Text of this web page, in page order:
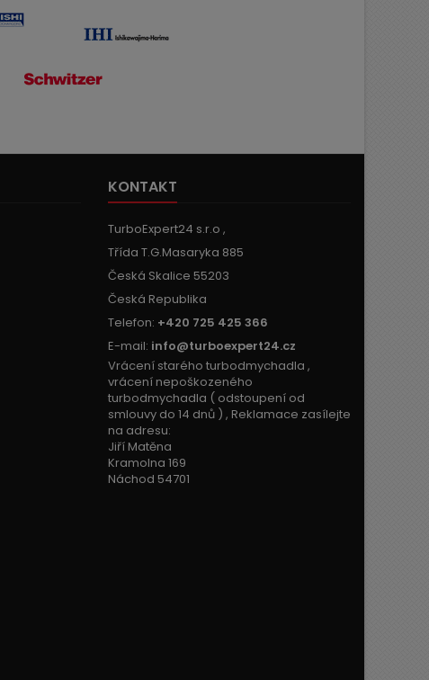
KONTAKT
TurboExpert24 s.r.o ,
Třída T.G.Masaryka 885
Česká Skalice 55203
Česká Republika
Telefon: +420 725 425 366
E-mail: info@turboexpert24.cz
Vrácení starého turbodmychadla ,
vrácení nepoškozeného
turbodmychadla ( odstoupení od
smlouvy do 14 dnů ) , Reklamace zasílejte
na adresu:
Jiří Matěna
Kramolna 169
Náchod 54701